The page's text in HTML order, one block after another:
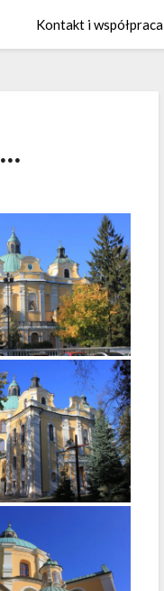
Kontakt i współpraca